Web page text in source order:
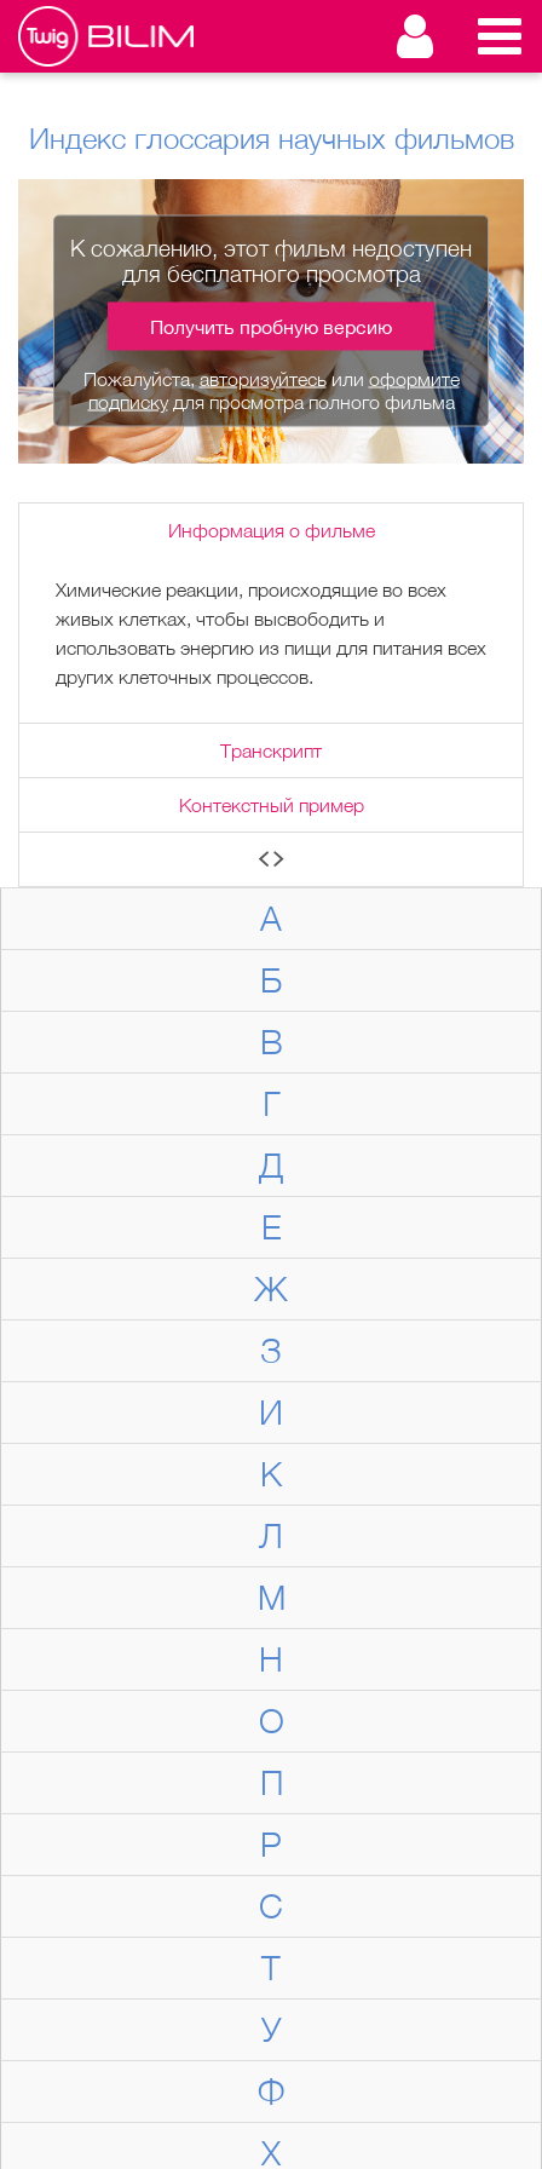
Индекс глоссария научных фильмов
А
Б
В
Г
Д
Е
Ж
З
И
К
Л
М
Н
О
П
Р
С
Т
У
Ф
Х
К сожалению, этот фильм недоступен
для бесплатного просмотра
Получить пробную версию
Пожалуйста,авторизуйтесьилиоформите
подпискудля просмотра полного фильма
Информация о фильме
Химические реакции, происходящие во всех
живых клетках, чтобы высвободить и
использовать энергию из пищи для питания всех
других клеточных процессов.
Транскрипт
Контекстный пример